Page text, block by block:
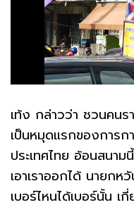
เท้ง กล่าวว่า ชวนคนร
เป็นหมุดแรกของการก
ประเทศไทย อ้อนสนา
เอาเราออกได้ นายก
เบอร์ไหนได้เบอร์นั้น เ